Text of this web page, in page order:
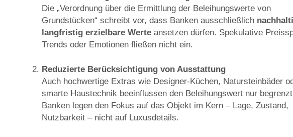
Die „Verordnung über die Ermittlung der Beleihungswerte von
Grundstücken“ schreibt vor, dass Banken ausschließlich
langfristig erzielbare Werteansetzen dürfen. Spekulative
Trends oder Emotionen fließen nicht ein.
Reduzierte Berücksichtigung von Ausstattung
Auch hochwertige Extras wie Designer-Küchen, Natursteinbäder
smarte Haustechnik beeinflussen den Beleihungswert nur
Banken legen den Fokus auf das Objekt im Kern – Lage, Zustand,
Nutzbarkeit – nicht auf Luxusdetails.